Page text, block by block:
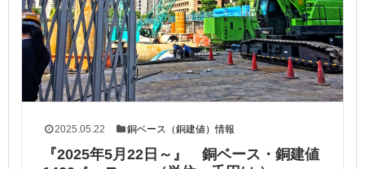
2025.05.22 銅ベース（銅建値）情報
『2025年5月22日～』 銅ベース・銅建値